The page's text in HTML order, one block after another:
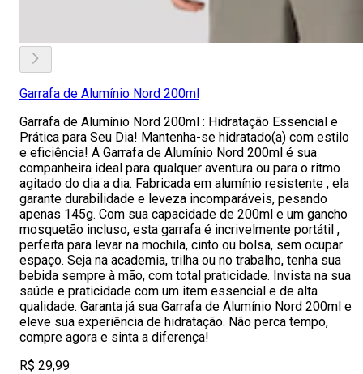
Garrafa de Alumínio Nord 200ml
Garrafa de Alumínio Nord 200ml : Hidratação Essencial e
Prática para Seu Dia! Mantenha-se hidratado(a) com estilo
e eficiência! A Garrafa de Alumínio Nord 200ml é sua
companheira ideal para qualquer aventura ou para o ritmo
agitado do dia a dia. Fabricada em alumínio resistente , ela
garante durabilidade e leveza incomparáveis, pesando
apenas 145g. Com sua capacidade de 200ml e um gancho
mosquetão incluso, esta garrafa é incrivelmente portátil ,
perfeita para levar na mochila, cinto ou bolsa, sem ocupar
espaço. Seja na academia, trilha ou no trabalho, tenha sua
bebida sempre à mão, com total praticidade. Invista na sua
saúde e praticidade com um item essencial e de alta
qualidade. Garanta já sua Garrafa de Alumínio Nord 200ml e
eleve sua experiência de hidratação. Não perca tempo,
compre agora e sinta a diferença!
R$ 29,99